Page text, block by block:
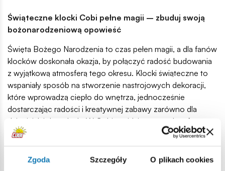
Zgoda Szczegóły O plikach cookies
Świąteczne klocki Cobi pełne magii – zbuduj swoją
bożonarodzeniową opowieść
Święta Bożego Narodzenia to czas pełen magii, a dla fanów
klocków doskonała okazja, by połączyć radość budowania
z wyjątkową atmosferą tego okresu. Klocki świąteczne to
wspaniały sposób na stworzenie nastrojowych dekoracji,
które wprowadzą ciepło do wnętrza, jednocześnie
dostarczając radości i kreatywnej zabawy zarówno dla
dzieci, jak i dorosłych. W Cobi znajdziesz szeroką ofertę
świątecznych klocków, które przeniosą Cię w magiczny
świat Bożego Narodzenia.
Chcesz stworzyć szopkę bożonarodzeniową? A może po